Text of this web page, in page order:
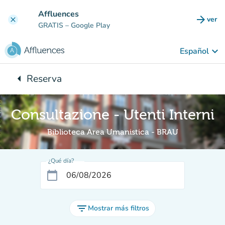
clear Affluences
GRATIS – Google Play arrow_forward ver
Español keyboard_arrow_down
arrow_leftVuelta:
Reserva
Consultazione - Utenti Interni
Biblioteca Area Umanistica - BRAU
¿Qué día?
calendar_today
filter_list Mostrar más filtros